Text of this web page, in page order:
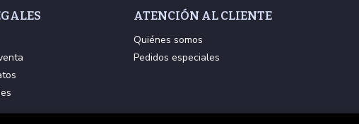
ATENCIÓN AL CLIENTE
Quiénes somos
Pedidos especiales